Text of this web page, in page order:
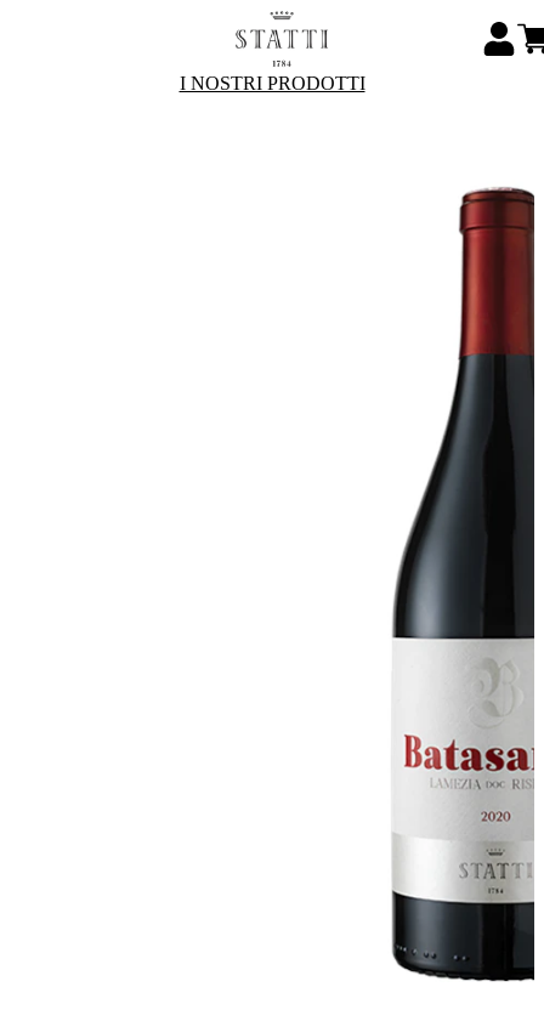
I NOSTRI PRODOTTI